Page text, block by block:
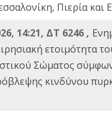
Πιερία και
14:21, ΔΤ 6246 ,
ετοιμότητα
Σώματος
κινδύνου